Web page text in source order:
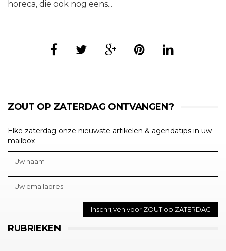
horeca, die ook nog eens...
ZOUT OP ZATERDAG ONTVANGEN?
Elke zaterdag onze nieuwste artikelen & agendatips in uw
mailbox
RUBRIEKEN